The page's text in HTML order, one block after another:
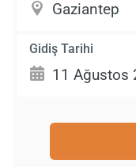
Gidiş Tarihi